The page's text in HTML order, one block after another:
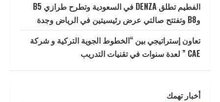
الفطيم تطلق DENZA في السعودية وتطرح طرازي B5
وB8 وتفتتح صالتي عرض رئيسيتين في الرياض وجدة
تعاون إستراتيجي بين “الخطوط الجوية التركية و شركة
CAE ” لعدة سنوات في تقنيات التدريب
أخبار تهمك